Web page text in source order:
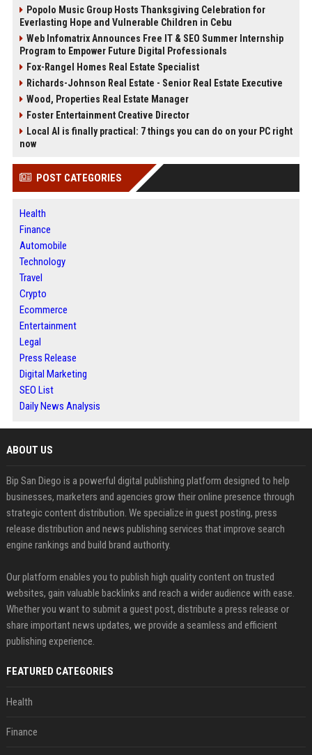
Popolo Music Group Hosts Thanksgiving Celebration for
Everlasting Hope and Vulnerable Children in Cebu
Web Infomatrix Announces Free IT & SEO Summer Internship
Program to Empower Future Digital Professionals
Fox-Rangel Homes Real Estate Specialist
Richards-Johnson Real Estate - Senior Real Estate Executive
Wood, Properties Real Estate Manager
Foster Entertainment Creative Director
Local AI is finally practical: 7 things you can do on your PC right
now
POST CATEGORIES
Health
Finance
Automobile
Technology
Travel
Crypto
Ecommerce
Entertainment
Legal
Press Release
Digital Marketing
SEO List
Daily News Analysis
ABOUT US
Bip San Diego is a powerful digital publishing platform designed to help
businesses, marketers and agencies grow their online presence through
strategic content distribution. We specialize in guest posting, press
release distribution and news publishing services that improve search
engine rankings and build brand authority.
Our platform enables you to publish high quality content on trusted
websites, gain valuable backlinks and reach a wider audience with ease.
Whether you want to submit a guest post, distribute a press release or
share important news updates, we provide a seamless and efficient
publishing experience.
FEATURED CATEGORIES
Health
Finance